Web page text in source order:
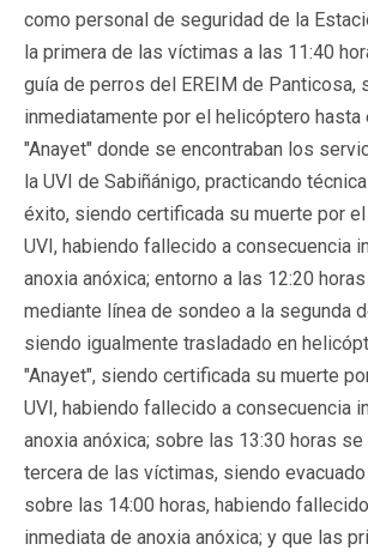
como personal de seguridad de la
la primera de las víctimas a las 11:40
guía de perros del EREIM de Panticosa,
inmediatamente por el helicóptero hasta
"Anayet" donde se encontraban los
la UVI de Sabiñánigo, practicando
éxito, siendo certificada su muerte por
UVI, habiendo fallecido a consecuencia
anoxia anóxica; entorno a las 12:20
mediante línea de sondeo a la segunda
siendo igualmente trasladado en
"Anayet", siendo certificada su muerte
UVI, habiendo fallecido a consecuencia
anoxia anóxica; sobre las 13:30 horas
tercera de las víctimas, siendo
sobre las 14:00 horas, habiendo
inmediata de anoxia anóxica; y que las